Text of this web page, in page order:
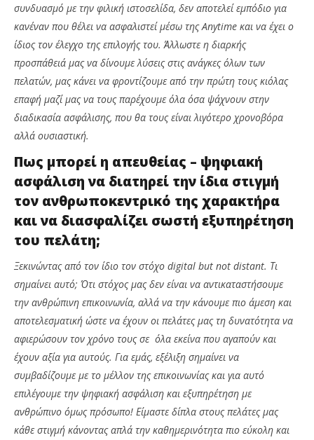
συνδυασμό με την φιλική ιστοσελίδα, δεν αποτελεί εμπόδιο για
κανέναν που θέλει να ασφαλιστεί μέσω τηςAnytime και να έχει ο
ίδιος τον έλεγχο της επιλογής του. Άλλωστε η διαρκής
προσπάθειά μας να δίνουμε λύσεις στις ανάγκες όλων των
πελατών, μας κάνει να φροντίζουμε από την πρώτη τους κιόλας
επαφή μαζί μας να τους παρέχουμε όλα όσα ψάχνουν στην
διαδικασία ασφάλισης, που θα τους είναι λιγότερο χρονοβόρα
αλλά ουσιαστική.
Πως μπορεί η απευθείας – ψηφιακή
ασφάλιση να διατηρεί την ίδια στιγμή
τον ανθρωποκεντρικό της χαρακτήρα
και να διασφαλίζει σωστή εξυπηρέτηση
του πελάτη;
Ξεκινώντας από τον ίδιο τον στόχο digital but not distant. Τι
σημαίνει αυτό; Ότι στόχος μας δεν είναι να αντικαταστήσουμε
την ανθρώπινη επικοινωνία, αλλά να την κάνουμε πιο άμεση και
αποτελεσματική ώστε να έχουν οι πελάτες μας τη δυνατότητα να
αφιερώσουν τον χρόνο τους σε όλα εκείνα που αγαπούν και
έχουν αξία για αυτούς. Για εμάς, εξέλιξη σημαίνει να
συμβαδίζουμε με το μέλλον της επικοινωνίας και για αυτό
επιλέγουμε την ψηφιακή ασφάλιση και εξυπηρέτηση με
ανθρώπινο όμως πρόσωπο! Είμαστε δίπλα στους πελάτες μας
κάθε στιγμή κάνοντας απλά την καθημερινότητα πιο εύκολη και